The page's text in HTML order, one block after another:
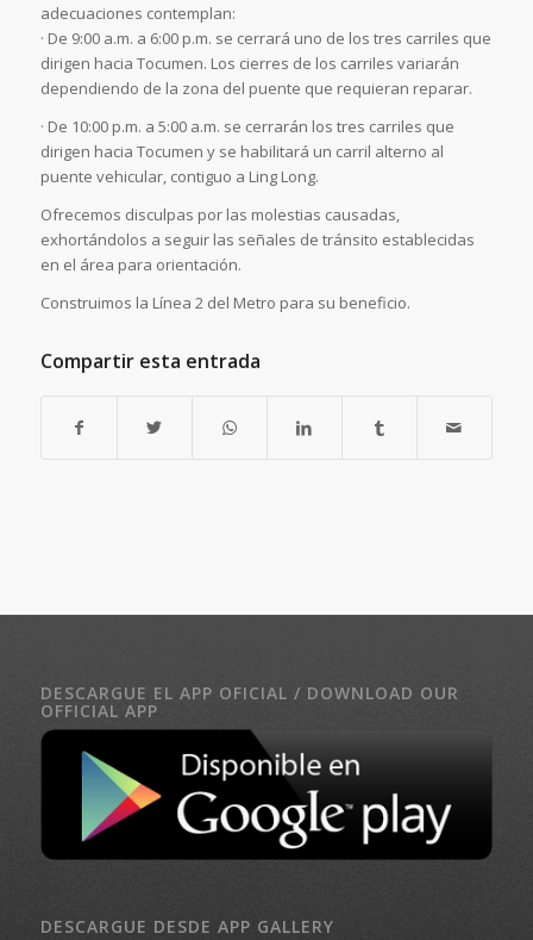
adecuaciones contemplan:
· De 9:00 a.m. a 6:00 p.m. se cerrará uno de los tres carriles que
dirigen hacia Tocumen. Los cierres de los carriles variarán
dependiendo de la zona del puente que requieran reparar.
· De 10:00 p.m. a 5:00 a.m. se cerrarán los tres carriles que
dirigen hacia Tocumen y se habilitará un carril alterno al
puente vehicular, contiguo a Ling Long.
Ofrecemos disculpas por las molestias causadas,
exhortándolos a seguir las señales de tránsito establecidas
en el área para orientación.
Construimos la Línea 2 del Metro para su beneficio.
Compartir esta entrada
DESCARGUE EL APP OFICIAL / DOWNLOAD OUR
OFFICIAL APP
DESCARGUE DESDE APP GALLERY